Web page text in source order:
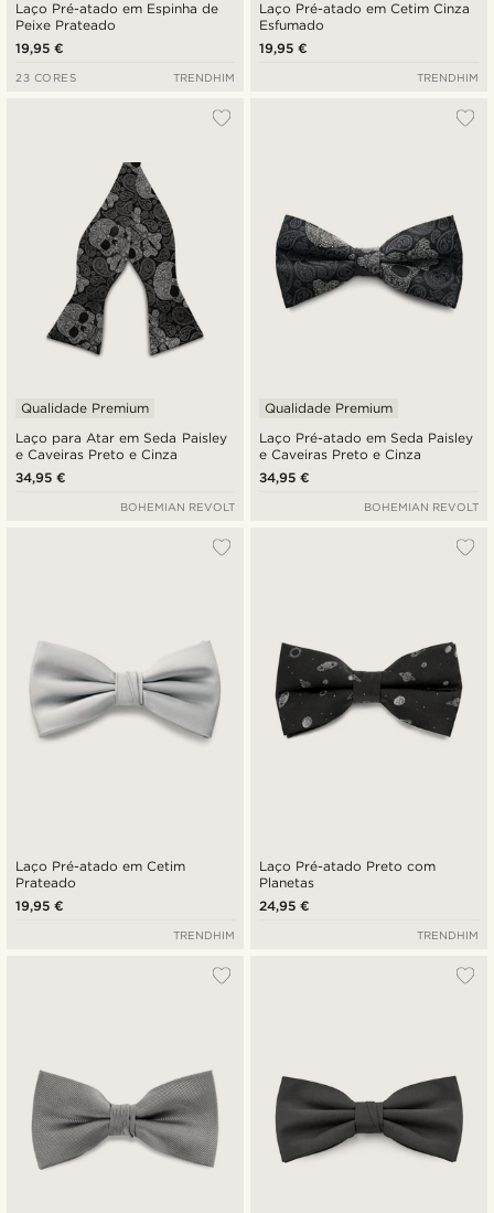
Laço Pré-atado em Espinha de
Peixe Prateado
19,95 €
23 CORES TRENDHIM
Laço Pré-atado em Cetim Cinza
Esfumado
19,95 €
TRENDHIM
Laço para Atar em Seda Paisley
e Caveiras Preto e Cinza
Qualidade Premium
34,95 €
BOHEMIAN REVOLT
Laço Pré-atado em Seda Paisley
e Caveiras Preto e Cinza
Qualidade Premium
34,95 €
BOHEMIAN REVOLT
Laço Pré-atado em Cetim
Prateado
19,95 €
TRENDHIM
Laço Pré-atado Preto com
Planetas
24,95 €
TRENDHIM